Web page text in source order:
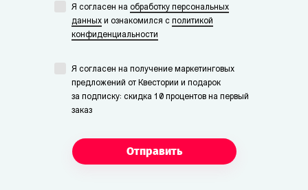
Я согласен на обработку персональных
данных и ознакомился с политикой
конфиденциальности
Я согласен на получение маркетинговых
предложений от Квестории и подарок
за подписку: скидка 10 процентов на первый
заказ
Отправить